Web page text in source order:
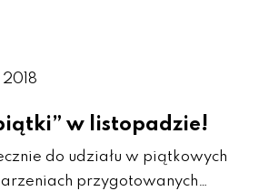
w listopadzie!
do udziału w piątkowych
przygotowanych…